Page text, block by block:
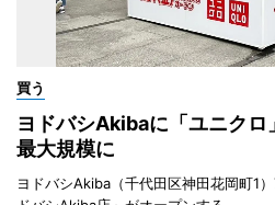
買う
ヨドバシAkibaに「ユニク
最大規模に
ヨドバシAkiba（千代田区神田花岡町1